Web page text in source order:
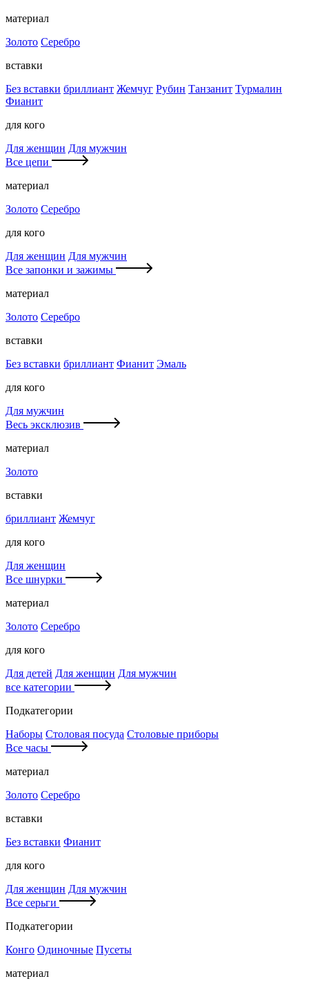
материал
Золото Серебро
вставки
Без вставки бриллиант Жемчуг Рубин Танзанит Турмалин
Фианит
для кого
Для женщин Для мужчин
Все цепи
материал
Золото Серебро
для кого
Для женщин Для мужчин
Все запонки и зажимы
материал
Золото Серебро
вставки
Без вставки бриллиант Фианит Эмаль
для кого
Для мужчин
Весь эксклюзив
материал
Золото
вставки
бриллиант Жемчуг
для кого
Для женщин
Все шнурки
материал
Золото Серебро
для кого
Для детей Для женщин Для мужчин
все категории
Подкатегории
Наборы Столовая посуда Столовые приборы
Все часы
материал
Золото Серебро
вставки
Без вставки Фианит
для кого
Для женщин Для мужчин
Все серьги
Подкатегории
Конго Одиночные Пусеты
материал